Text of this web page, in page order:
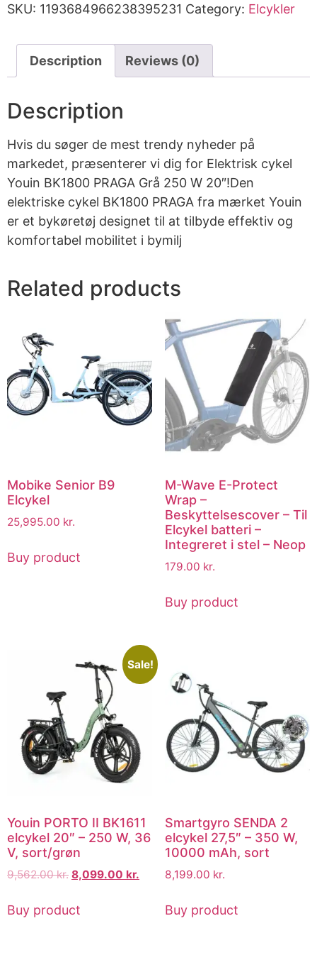
SKU: 1193684966238395231 Category: Elcykler
Description Reviews (0)
Description
Hvis du søger de mest trendy nyheder på
markedet, præsenterer vi dig for Elektrisk cykel
Youin BK1800 PRAGA Grå 250 W 20″!Den
elektriske cykel BK1800 PRAGA fra mærket Youin
er et bykøretøj designet til at tilbyde effektiv og
komfortabel mobilitet i bymilj
Related products
Mobike Senior B9
Elcykel
25,995.00 kr.
Buy product
M-Wave E-Protect
Wrap –
Beskyttelsescover – Til
Elcykel batteri –
Integreret i stel – Neop
179.00 kr.
Buy product
Sale!
Youin PORTO II BK1611
elcykel 20″ – 250 W, 36
V, sort/grøn
9,562.00kr. 8,099.00 kr.
Buy product
Smartgyro SENDA 2
elcykel 27,5″ – 350 W,
10000 mAh, sort
8,199.00 kr.
Buy product